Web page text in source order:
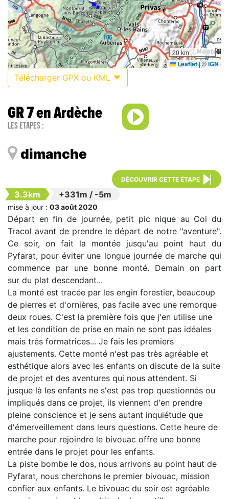
20 km
Leaflet|©IGN
Télécharger GPX ou KML
GR 7 en Ardèche
Les étapes :
dimanche
DÉCOUVRIR CETTE ÉTAPE
3.3km +331m / -5m
mise à jour : 03 août 2020
Départ en fin de journée, petit pic nique au Col du
Tracol avant de prendre le départ de notre "aventure".
Ce soir, on fait la montée jusqu'au point haut du
Pyfarat, pour éviter une longue journée de marche qui
commence par une bonne monté. Demain on part
sur du plat descendant...
La monté est tracée par les engin forestier, beaucoup
de pierres et d'ornières, pas facile avec une remorque
deux roues. C'est la première fois que j'en utilise une
et les condition de prise en main ne sont pas idéales
mais très formatrices... Je fais les premiers
ajustements. Cette monté n'est pas très agréable et
esthétique alors avec les enfants on discute de la suite
de projet et des aventures qui nous attendent. Si
jusque là les enfants ne s'est pas trop questionnés ou
impliqués dans ce projet, ils viennent d'en prendre
pleine conscience et je sens autant inquiétude que
d'émerveillement dans leurs questions. Cette heure de
marche pour rejoindre le bivouac offre une bonne
entrée dans le projet pour les enfants.
La piste bombe le dos, nous arrivons au point haut de
Pyfarat, nous cherchons le premier bivouac, mission
confier aux enfants. Le bivouac du soir est agréable